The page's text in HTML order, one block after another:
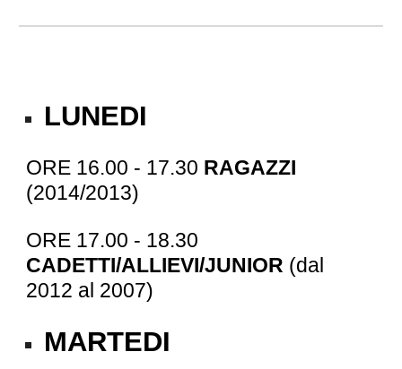
LUNEDI
ORE 16.00 - 17.30 RAGAZZI
(2014/2013)
ORE 17.00 - 18.30
CADETTI/ALLIEVI/JUNIOR (dal
2012 al 2007)
MARTEDI